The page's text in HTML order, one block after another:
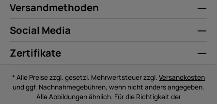
Versandmethoden
Social Media
Zertifikate
* Alle Preise zzgl. gesetzl. Mehrwertsteuer zzgl. Versandkosten
und ggf. Nachnahmegebühren, wenn nicht anders angegeben.
Alle Abbildungen ähnlich. Für die Richtigkeit der